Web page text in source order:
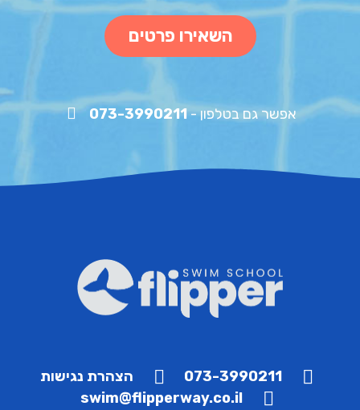
השאירו פרטים
אפשר גם בטלפון -073-3990211
073-3990211
הצהרת נגישות
swim@flipperway.co.il